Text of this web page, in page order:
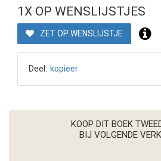
1X OP WENSLIJSTJES
ZET OP WENSLIJSTJE
Deel: kopieer
KOOP DIT BOEK
BIJ VOLGENDE